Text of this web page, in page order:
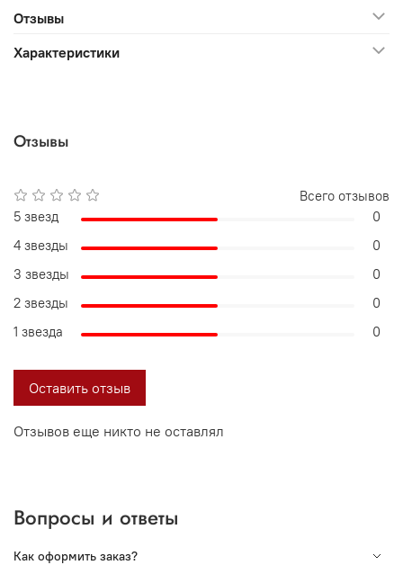
Отзывы
Характеристики
Отзывы
Отзывов еще никто не оставлял
Всего отзывов
5 звезд
0
4 звезды
0
3 звезды
0
2 звезды
0
1 звезда
0
Оставить отзыв
Вопросы и ответы
Как оформить заказ?